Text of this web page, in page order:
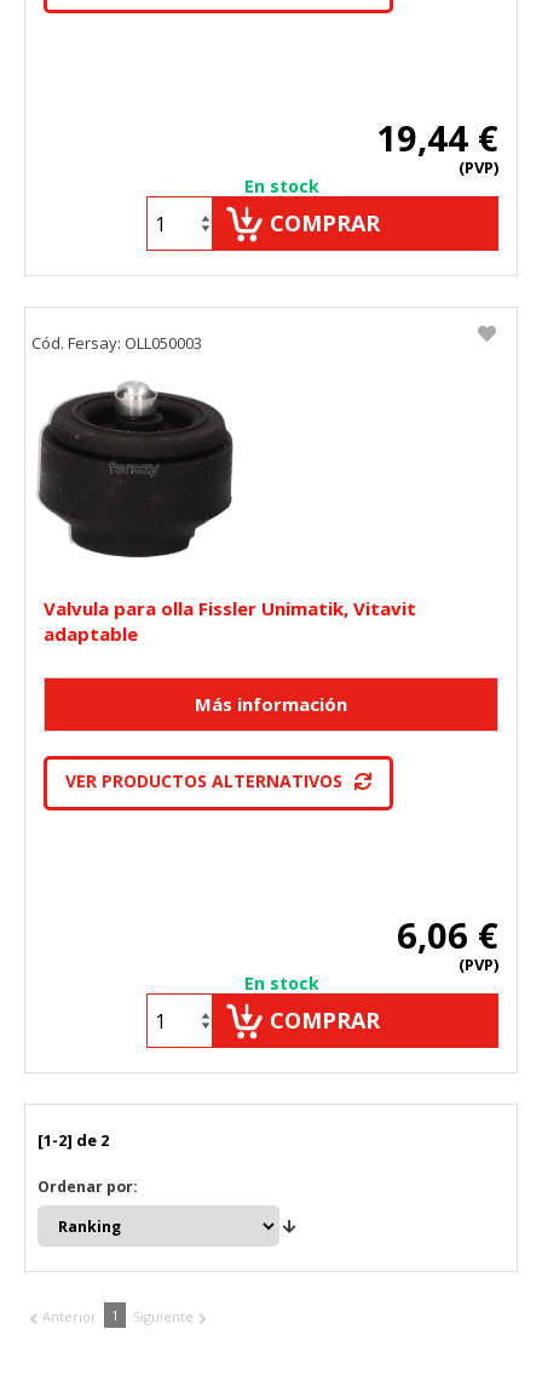
19,44 €
(PVP)
En stock
COMPRAR
Valvula para olla Fissler Unimatik, Vitavit
adaptable
VER PRODUCTOS ALTERNATIVOS
6,06 €
(PVP)
En stock
COMPRAR
Cód. Fersay: OLL050003
[1-2] de 2
Ordenar por:
Anterior 1 Siguiente
Estas cookies son necesarias para que el sitio web
funcione y no se pueden desactivar en nuestros sistemas.
Puede configurar su navegador para bloquear o alertar
información de identificación personal.
COOKIELEGALFERSAY, VSF904, PHPSESSID, wp-settings-1,
wp-settings-time-1, _evCo, _evCoLT
Cookies de rendimiento
Estas cookies nos permiten contar las visitas y fuentes de
tráfico para poder evaluar el rendimiento de nuestro sitio y